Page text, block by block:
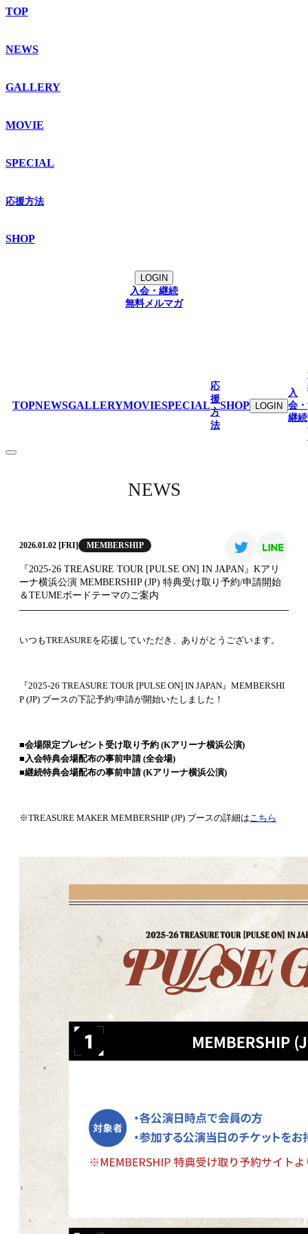
TOP
NEWS
GALLERY
MOVIE
SPECIAL
応援方法
SHOP
LOGIN
入会・継続
無料メルマガ
TOPNEWSGALLERYMOVIESPECIAL
応
援
方
法
SHOP LOGIN
入
会・
継続
NEWS
2026.01.02 [FRI] MEMBERSHIP
『2025-26 TREASURE TOUR [PULSE ON] IN JAPAN』Kアリ
ーナ横浜公演 MEMBERSHIP (JP) 特典受け取り予約/申請開始
＆TEUMEボードテーマのご案内
いつもTREASUREを応援していただき、ありがとうございます。
『2025-26 TREASURE TOUR [PULSE ON] IN JAPAN』MEMBERSHI
P (JP) ブースの下記予約/申請が開始いたしました！
■会場限定プレゼント受け取り予約 (Kアリーナ横浜公演)
■入会特典会場配布の事前申請 (全会場)
■継続特典会場配布の事前申請 (Kアリーナ横浜公演)
※TREASURE MAKER MEMBERSHIP (JP) ブースの詳細はこちら